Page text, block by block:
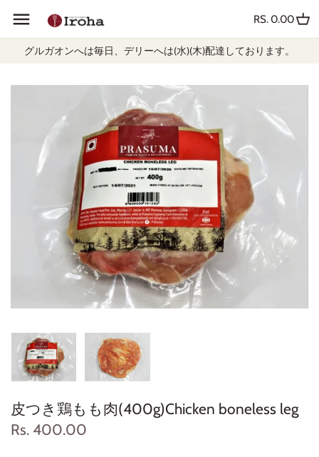
content
グルガオンへは毎日、デリーへは(水)(木)配達しております。
RS. 0.00
皮つき鶏もも肉(400g)Chicken boneless leg
Rs. 400.00
前へ
冷蔵食品
その他食品
飲料
日用品雑貨
ギフトカード